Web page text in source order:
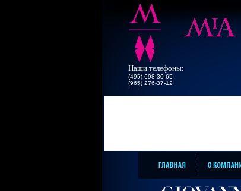
Наши телефоны:
(495) 698-30-65
(965) 276-37-12